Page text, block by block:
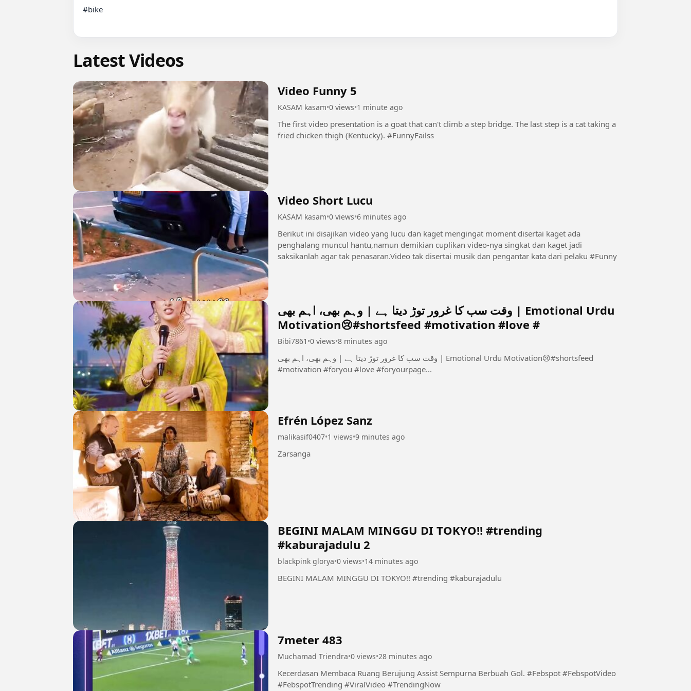
#bike
Latest Videos
Video Funny 5
KASAM kasam•0 views•1 minute ago
The first video presentation is a goat that can't climb a step bridge. The last step is a cat taking a
fried chicken thigh (Kentucky). #FunnyFailss
Video Short Lucu
KASAM kasam•0 views•6 minutes ago
Berikut ini disajikan video yang lucu dan kaget mengingat moment disertai kaget ada
penghalang muncul hantu,namun demikian cuplikan video-nya singkat dan kaget jadi
saksikanlah agar tak penasaran.Video tak disertai musik dan pengantar kata dari pelaku #Funny
وقت سب کا غرور توڑ دیتا ہے | وہم بھی، اہم بھی | Emotional Urdu
Motivation😢#shortsfeed #motivation #love #
Bibi7861 •0 views•8 minutes ago
وقت سب کا غرور توڑ دیتا ہے | وہم بھی، اہم بھی | Emotional Urdu Motivation😢#shortsfeed
#motivation #foryou #love #foryourpage...
Efrén López Sanz
malikasif0407•1 views•9 minutes ago
Zarsanga
BEGINI MALAM MINGGU DI TOKYO!! #trending
#kaburajadulu 2
blackpink glorya•0 views•14 minutes ago
BEGINI MALAM MINGGU DI TOKYO!! #trending #kaburajadulu
7meter 483
Muchamad Triendra•0 views•28 minutes ago
Kecerdasan Membaca Ruang Berujung Assist Sempurna Berbuah Gol. #Febspot #FebspotVideo
#FebspotTrending #ViralVideo #TrendingNow